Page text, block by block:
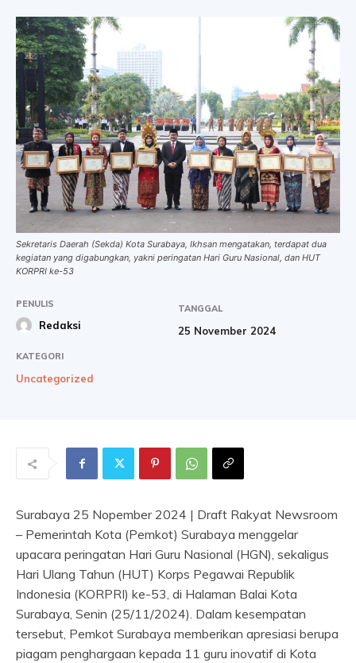
Sekretaris Daerah (Sekda) Kota Surabaya, Ikhsan mengatakan, terdapat dua
kegiatan yang digabungkan, yakni peringatan Hari Guru Nasional, dan HUT
KORPRI ke-53
PENULIS
Redaksi
TANGGAL
25 November 2024
KATEGORI
Uncategorized
Surabaya 25 Nopember 2024 | Draft Rakyat Newsroom
– Pemerintah Kota (Pemkot) Surabaya menggelar
upacara peringatan Hari Guru Nasional (HGN), sekaligus
Hari Ulang Tahun (HUT) Korps Pegawai Republik
Indonesia (KORPRI) ke-53, di Halaman Balai Kota
Surabaya, Senin (25/11/2024). Dalam kesempatan
tersebut, Pemkot Surabaya memberikan apresiasi berupa
piagam penghargaan kepada 11 guru inovatif di Kota